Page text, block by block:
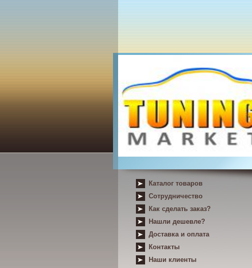
Каталог товаров
Сотрудничество
Как сделать заказ?
Нашли дешевле?
Доставка и оплата
Контакты
Наши клиенты